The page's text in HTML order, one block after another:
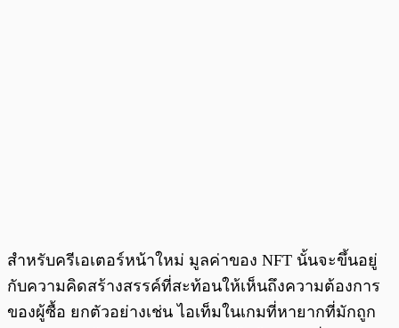
สำหรับครีเอเตอร์หน้าใหม่ มูลค่าของ NFT นั้นจะขึ้นอยู่
กับความคิดสร้างสรรค์ที่สะท้อนให้เห็นถึงความต้องการ
ของผู้ซื้อ ยกตัวอย่างเช่น ไอเท็มในเกมที่หายากที่มักถูก